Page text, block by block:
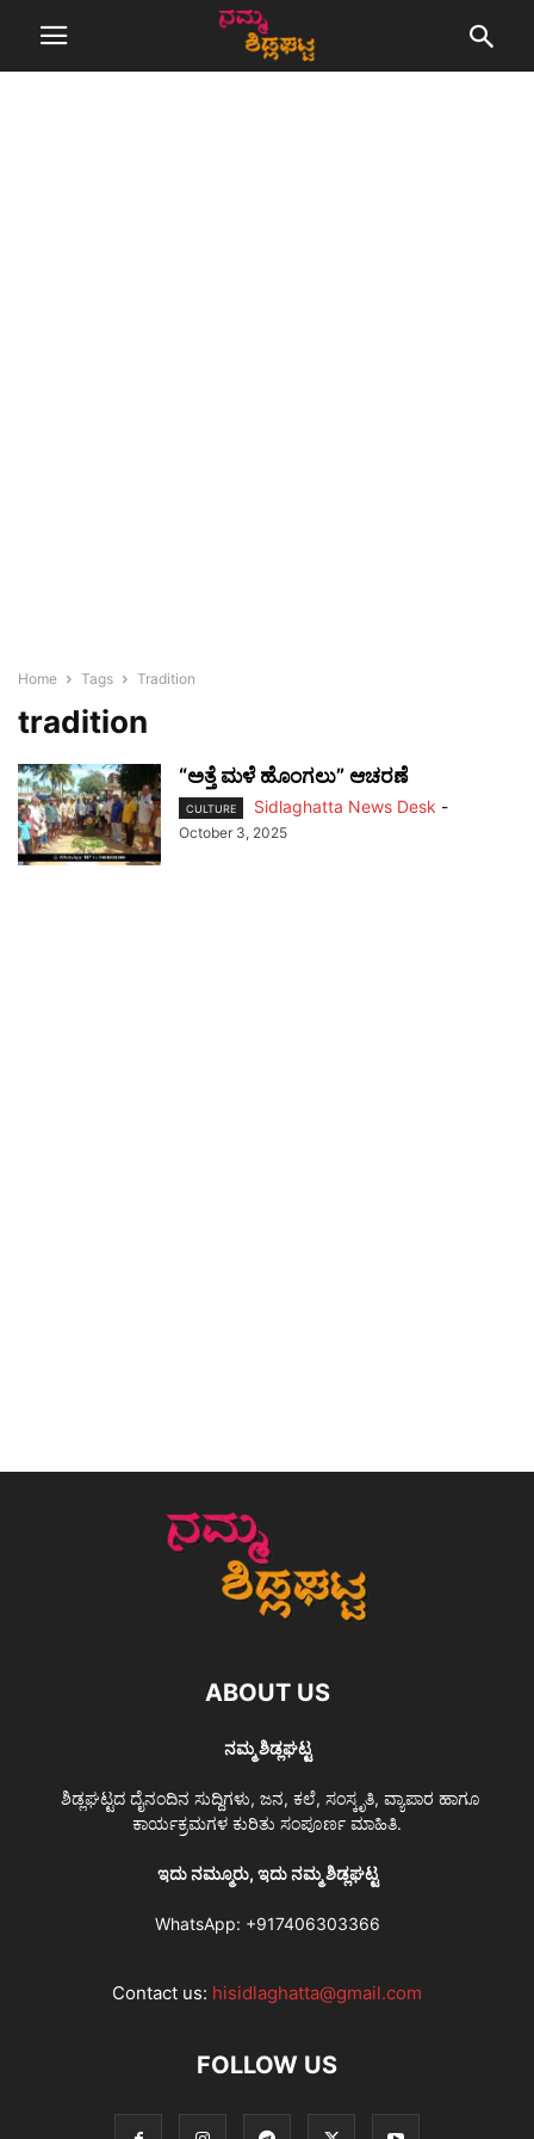
Home Tags Tradition
tradition
“ಅತ್ತೆ ಮಳೆ ಹೊಂಗಲು” ಆಚರಣೆ
CULTURE Sidlaghatta News Desk -
October 3, 2025
ABOUT US
ನಮ್ಮ ಶಿಡ್ಲಘಟ್ಟ
ಶಿಡ್ಲಘಟ್ಟದ ದೈನಂದಿನ ಸುದ್ದಿಗಳು, ಜನ, ಕಲೆ, ಸಂಸ್ಕೃತಿ, ವ್ಯಾಪಾರ ಹಾಗೂ
ಕಾರ್ಯಕ್ರಮಗಳ ಕುರಿತು ಸಂಪೂರ್ಣ ಮಾಹಿತಿ.
ಇದು ನಮ್ಮೂರು, ಇದು ನಮ್ಮ ಶಿಡ್ಲಘಟ್ಟ
WhatsApp: +917406303366
Contact us: hisidlaghatta@gmail.com
FOLLOW US